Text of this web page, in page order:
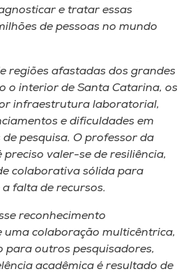
e tratar essas
de pessoas no mundo
regiões afastadas dos grandes
o interior de Santa Catarina, os
infraestrutura laboratorial,
e dificuldades em
pesquisa. O professor da
preciso valer-se de resiliência,
colaborativa sólida para
falta de recursos.
reconhecimento
colaboração multicêntrica,
para outros pesquisadores,
acadêmica é resultado de